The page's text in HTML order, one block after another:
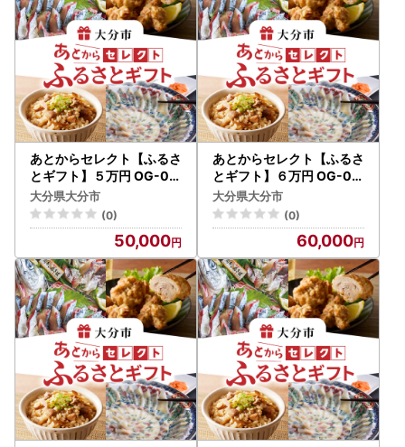
あとからセレクト【ふるさ
とギフト】５万円 OG-00
5
大分県大分市
(0)
50,000
あとからセレクト【ふるさ
とギフト】６万円 OG-00
6
大分県大分市
(0)
60,000